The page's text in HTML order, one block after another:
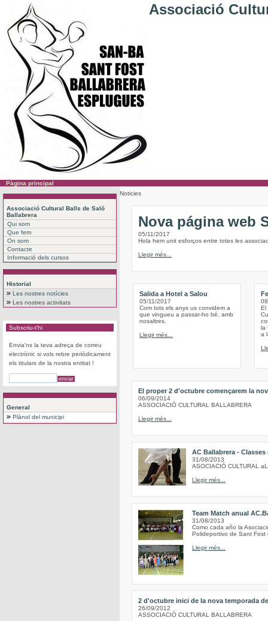
Associació
Pàgina principal
Associació Cultural Balls de Saló
Ballabrera
Qui som
Que fem
On som
Contacte
Informació dels cursos
Historial
Les nostres notícies
Les nostres activitats
Subscriu-t'hi
Envia'ns la teva adreça de correu
electrònic si vols rebre periòdicament
els titulars de la nostra entitat !
General
Plànol del municipi
Noticies
Nova página web
05/11/2017
Hola hem unit esforços entre totes les
Llegir més...
Salida a Hotel a Salou
05/11/2017
Com tots els anys us convidem a
que vingueu a passar-ho bé, amb
nosaltres.
Llegir més...
El
la
a
El proper 2 d'octubre començarem la
06/09/2014
ASSOCIACIÓ CULTURAL BALLABRERA
Llegir més...
AC Ballabrera -
31/08/2013
ASOCIACIÓ CULTURAL
Llegir més...
Team Match anual
31/08/2013
Como cada año la
Polideportivo de Sant Fost
Llegir més...
2 d'octubre inici de la nova temporada
26/09/2012
ASSOCIACIÓ CULTURAL BALLABRERA